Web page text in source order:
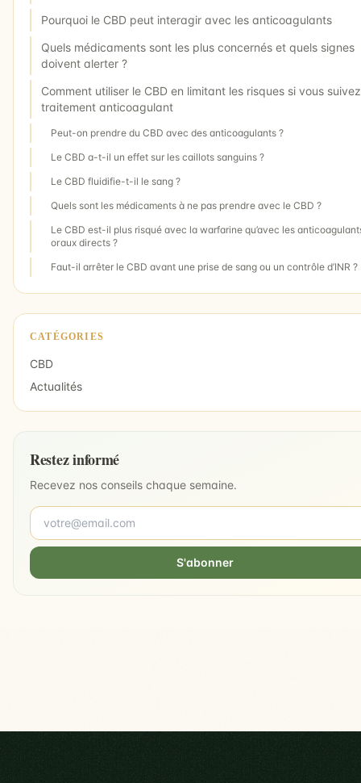
Pourquoi le CBD peut interagir avec les anticoagulants
Quels médicaments sont les plus concernés et quels signes
doivent alerter ?
Comment utiliser le CBD en limitant les risques si vous
traitement anticoagulant
Peut-on prendre du CBD avec des anticoagulants ?
Le CBD a-t-il un effet sur les caillots sanguins ?
Le CBD fluidifie-t-il le sang ?
Quels sont les médicaments à ne pas prendre avec le CBD ?
Le CBD est-il plus risqué avec la warfarine qu’avec les
oraux directs ?
Faut-il arrêter le CBD avant une prise de sang ou un contrôle d’INR ?
CATÉGORIES
CBD
Actualités
Restez informé
Recevez nos conseils chaque semaine.
S'abonner